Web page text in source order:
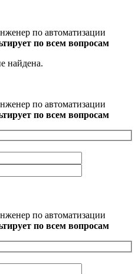
по автоматизации
по всем вопросам
найдена.
по автоматизации
по всем вопросам
по автоматизации
по всем вопросам